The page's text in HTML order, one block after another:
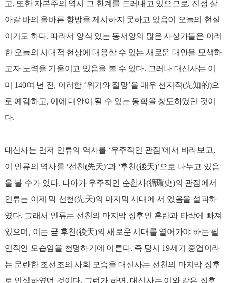
고, 또한 자본주의 역시 그 한계를 드러내고 있으므로, 진정 살
아갈 바의 올바른 향방을 제시하지 못하고 있음이 오늘의 현실
이기도 하다. 따라서 양식 있는 동서양의 많은 사상가들은 이러
한 오늘의 시대적 현상에 대응할 수 있는 새로운 대안을 모색하
고자 노력을 기울이고 있음을 볼 수 있다. 그러나 대신사는 이
미 140여 년 전, 이러한 ‘위기와 절망’을 매우 선지적(先知的)으
로 예감하고, 이에 대안이 될 수 있는 동학을 창도하였던 것이
다.
대신사는 먼저 인류의 역사를 ‘우주적인 관점’에서 바라보고,
이 인류의 역사를 ‘선천(先天)’과 ‘후천(後天)’으로 나누고 있음
을 볼 수가 있다. 나아가 우주적인 순환사(循環史)의 관점에서
인류는 이제 막 선천(先天)의 마지막 시대에 서 있음을 설파하
였다. 그래서 인류는 선천의 마지막 징후인 혼란과 타락에 빠져
있으며, 이는 곧 후천(後天)의 새로운 시대를 열어가야 하는 필
연적인 모습임을 천명하기에 이른다. 즉 당시 19세기 중엽이라
는 문란한 조선조의 사회 모습을 대신사는 선천의 마지막 징후
로 인식하였던 것이다. 그런가 하면, 대신사는 이와 같은 징후